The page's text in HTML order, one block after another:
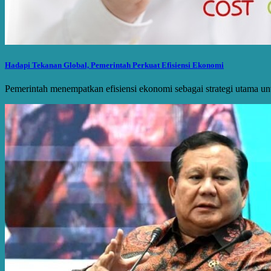
Hadapi Tekanan Global, Pemerintah Perkuat Efisiensi Ekonomi
Pemerintah menempatkan efisiensi ekonomi sebagai strategi utama